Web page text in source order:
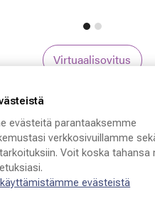
Virtuaalisovitus
Herrera HER
TV7 55 - 20 -
evästeitä parantaaksemme
verkkosivuillamme
Voit koska tahansa
käyttämistämme evästeistä